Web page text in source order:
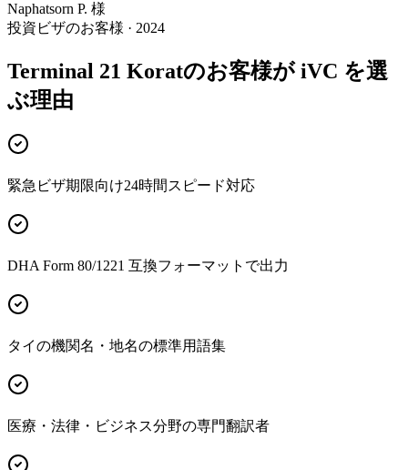
Naphatsorn P. 様
投資ビザのお客様 · 2024
Terminal 21 Koratのお客様が iVC を選
ぶ理由
緊急ビザ期限向け24時間スピード対応
DHA Form 80/1221 互換フォーマットで出力
タイの機関名・地名の標準用語集
医療・法律・ビジネス分野の専門翻訳者